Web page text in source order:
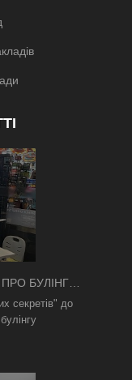
БУЛІНГ
секретів" до